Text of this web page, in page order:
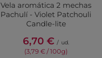
Vela aromática 2 mechas
Pachulí - Violet Patchouli
Candle-lite
6,70 € / ud.
(3,79 € / 100g)